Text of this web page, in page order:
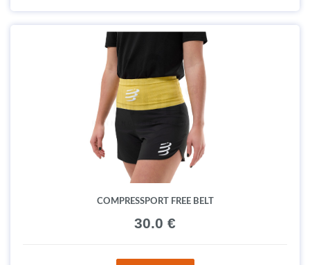
COMPRESSPORT FREE BELT
30.0 €